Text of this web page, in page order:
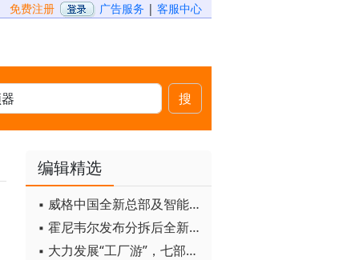
免费注册 广告服务 | 客服中心
搜
编辑精选
▪ 威格中国全新总部及智能工厂启用
▪ 霍尼韦尔发布分拆后全新品牌：霍尼韦尔科技与霍尼韦尔航空航天
▪ 大力发展“工厂游”，七部门联合发文！